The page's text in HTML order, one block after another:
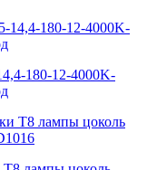
180-12-4000K-